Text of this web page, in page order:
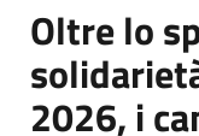
Oltre lo
2026, i